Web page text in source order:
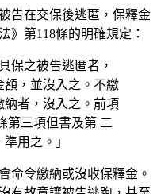
告在交保後逃匿，保釋金
》第118條的明確規定：
保之被告逃匿者，
額，並沒入之。不繳
者，沒入之。前項
第三項但書及第 二
用之。」
命令繳納或沒收保釋金。